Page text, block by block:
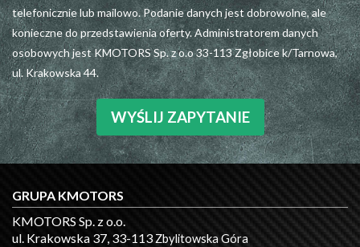
telefonicznie lub mailowo. Podanie danych jest dobrowolne, ale
konieczne do przedstawienia oferty. Administratorem danych
osobowych jest KMOTORS Sp. z o.o 33-113 Zgłobice k/Tarnowa,
ul. Krakowska 44.
WYŚLIJ ZAPYTANIE
GRUPA KMOTORS
KMOTORS Sp. z o.o.
ul. Krakowska 37, 33-113Zbylitowska Góra